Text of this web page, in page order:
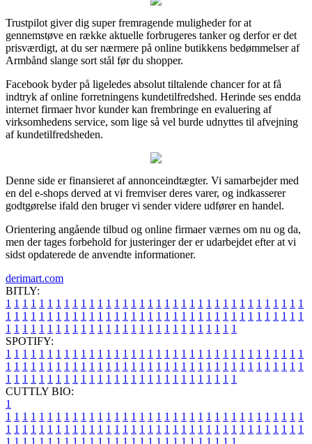
Trustpilot giver dig super fremragende muligheder for at
gennemstøve en række aktuelle forbrugeres tanker og derfor er det
prisværdigt, at du ser nærmere på online butikkens bedømmelser af
Armbånd slange sort stål før du shopper.
Facebook byder på ligeledes absolut tiltalende chancer for at få
indtryk af online forretningens kundetilfredshed. Herinde ses endda
internet firmaer hvor kunder kan frembringe en evaluering af
virksomhedens service, som lige så vel burde udnyttes til afvejning
af kundetilfredsheden.
Denne side er finansieret af annonceindtægter. Vi samarbejder med
en del e-shops derved at vi fremviser deres varer, og indkasserer
godtgørelse ifald den bruger vi sender videre udfører en handel.
Orientering angående tilbud og online firmaer værnes om nu og da,
men der tages forbehold for justeringer der er udarbejdet efter at vi
sidst opdaterede de anvendte informationer.
derimart.com
BITLY:
1 1 1 1 1 1 1 1 1 1 1 1 1 1 1 1 1 1 1 1 1 1 1 1 1 1 1 1 1 1 1 1 1 1 1 1
1 1 1 1 1 1 1 1 1 1 1 1 1 1 1 1 1 1 1 1 1 1 1 1 1 1 1 1 1 1 1 1 1 1 1 1
1 1 1 1 1 1 1 1 1 1 1 1 1 1 1 1 1 1 1 1 1 1 1 1 1 1 1 1
SPOTIFY:
1 1 1 1 1 1 1 1 1 1 1 1 1 1 1 1 1 1 1 1 1 1 1 1 1 1 1 1 1 1 1 1 1 1 1 1
1 1 1 1 1 1 1 1 1 1 1 1 1 1 1 1 1 1 1 1 1 1 1 1 1 1 1 1 1 1 1 1 1 1 1 1
1 1 1 1 1 1 1 1 1 1 1 1 1 1 1 1 1 1 1 1 1 1 1 1 1 1 1 1
CUTTLY BIO:
1
1 1 1 1 1 1 1 1 1 1 1 1 1 1 1 1 1 1 1 1 1 1 1 1 1 1 1 1 1 1 1 1 1 1 1 1
1 1 1 1 1 1 1 1 1 1 1 1 1 1 1 1 1 1 1 1 1 1 1 1 1 1 1 1 1 1 1 1 1 1 1 1
1 1 1 1 1 1 1 1 1 1 1 1 1 1 1 1 1 1 1 1 1 1 1 1 1 1 1 1